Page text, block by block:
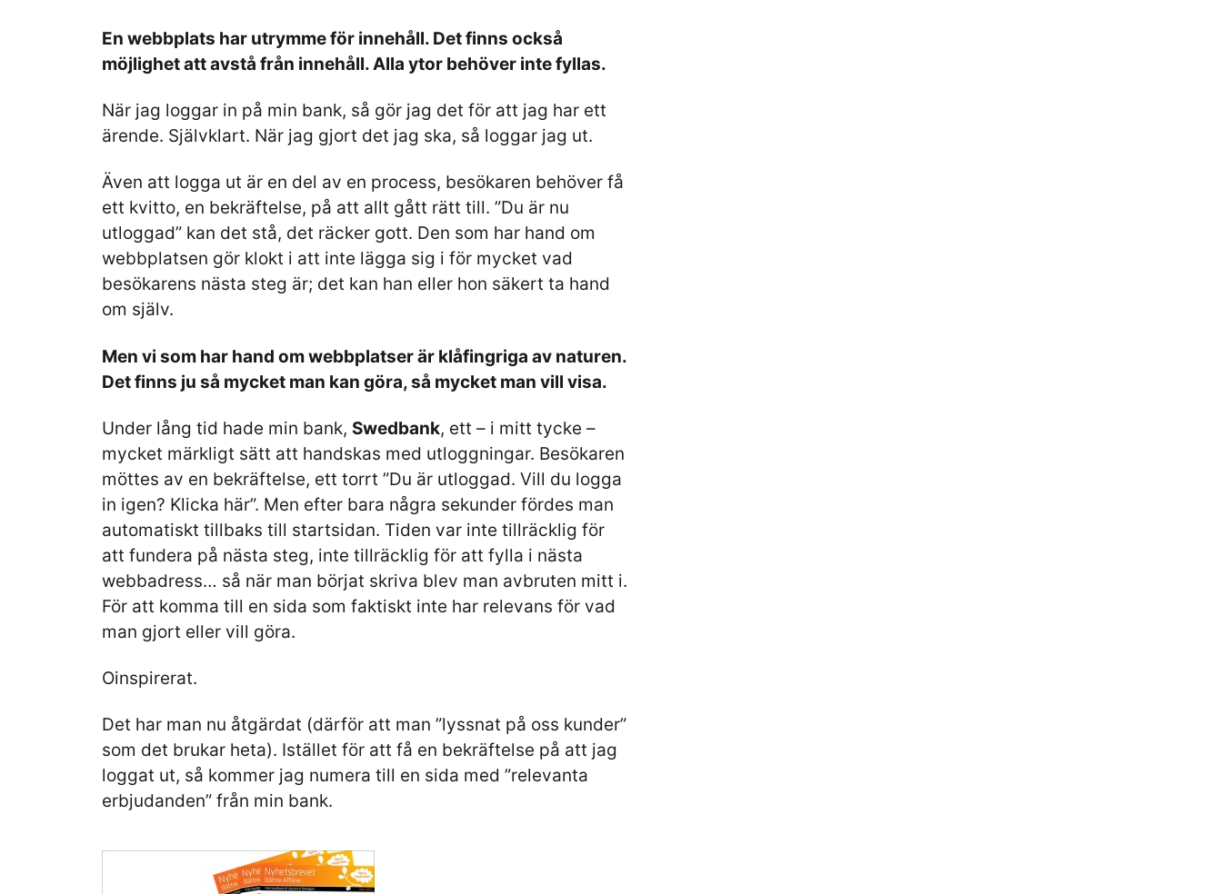
En webbplats har utrymme för innehåll. Det finns också
möjlighet att avstå från innehåll. Alla ytor behöver inte fyllas.
När jag loggar in på min bank, så gör jag det för att jag har ett
ärende. Självklart. När jag gjort det jag ska, så loggar jag ut.
Även att logga ut är en del av en process, besökaren behöver få
ett kvitto, en bekräftelse, på att allt gått rätt till. ”Du är nu
utloggad” kan det stå, det räcker gott. Den som har hand om
webbplatsen gör klokt i att inte lägga sig i för mycket vad
besökarens nästa steg är; det kan han eller hon säkert ta hand
om själv.
Men vi som har hand om webbplatser är klåfingriga av naturen.
Det finns ju så mycket man kan göra, så mycket man vill visa.
Under lång tid hade min bank, Swedbank, ett – i mitt tycke –
mycket märkligt sätt att handskas med utloggningar. Besökaren
möttes av en bekräftelse, ett torrt ”Du är utloggad. Vill du logga
in igen? Klicka här”. Men efter bara några sekunder fördes man
automatiskt tillbaks till startsidan. Tiden var inte tillräcklig för
att fundera på nästa steg, inte tillräcklig för att fylla i nästa
webbadress… så när man börjat skriva blev man avbruten mitt i.
För att komma till en sida som faktiskt inte har relevans för vad
man gjort eller vill göra.
Oinspirerat.
Det har man nu åtgärdat (därför att man ”lyssnat på oss kunder”
som det brukar heta). Istället för att få en bekräftelse på att jag
loggat ut, så kommer jag numera till en sida med ”relevanta
erbjudanden” från min bank.